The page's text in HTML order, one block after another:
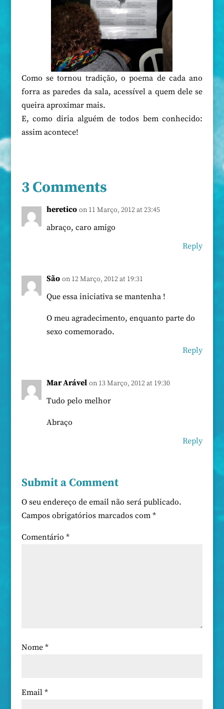
Como se tornou tradição, o poema de cada ano
forra as paredes da sala, acessível a quem dele se
queira aproximar mais.
E, como diria alguém de todos bem conhecido:
assim acontece!
3 Comments
heretico on 11 Março, 2012 at 23:45
abraço, caro amigo
Reply
São on 12 Março, 2012 at 19:31
Que essa iniciativa se mantenha !
O meu agradecimento, enquanto parte do
sexo comemorado.
Reply
Mar Arável on 13 Março, 2012 at 19:30
Tudo pelo melhor
Abraço
Reply
Submit a Comment
O seu endereço de email não será publicado.
Campos obrigatórios marcados com *
Comentário *
Nome *
Email *